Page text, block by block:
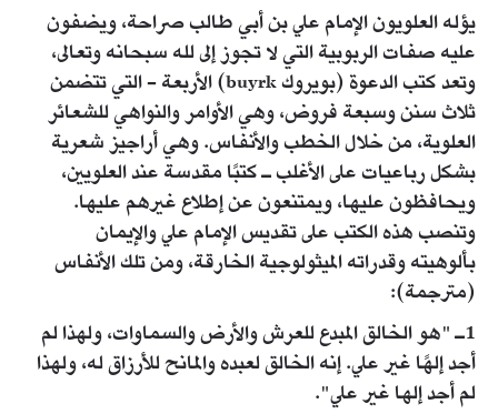
يؤله العلويون الإمام علي بن أبي طالب صراحة، ويضفون
عليه صفات الربوبية التي لا تجوز إلى لله سبحانه وتعالى،
وتعد كتب الدعوة (بويروك buyrk) الأربعة - التي تتضمن
ثلاث سنن وسبعة فروض، وهي الأوامر والنواهي للشعائر
العلوية، من خلال الخطب والأنفاس. وهي أراجيز شعرية
بشكل رباعيات على الأغلب ـ كتبًا مقدسة عند العلويين،
ويحافظون عليها، ويمتنعون عن إطلاع غيرهم عليها.
وتنصب هذه الكتب على تقديس الإمام علي والإيمان
بألوهيته وقدراته الميثولوجية الخارقة، ومن تلك الأنفاس
(مترجمة):
1ـ "هو الخالق المبدع للعرش والأرض والسماوات، ولهذا لم
أجد إلهًا غير علي. إنه الخالق لعبده والمانح للأرزاق له، ولهذا
لم أجد إلها غير علي".